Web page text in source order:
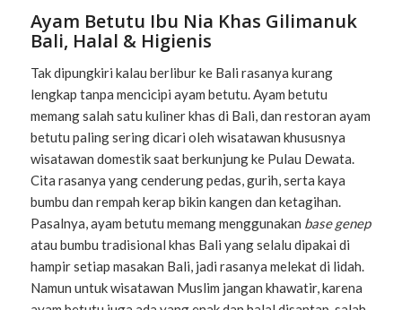
Ayam Betutu Ibu Nia Khas Gilimanuk
Bali, Halal & Higienis
Tak dipungkiri kalau berlibur ke Bali rasanya kurang
lengkap tanpa mencicipi ayam betutu. Ayam betutu
memang salah satu kuliner khas di Bali, dan restoran ayam
betutu paling sering dicari oleh wisatawan khususnya
wisatawan domestik saat berkunjung ke Pulau Dewata.
Cita rasanya yang cenderung pedas, gurih, serta kaya
bumbu dan rempah kerap bikin kangen dan ketagihan.
Pasalnya, ayam betutu memang menggunakan base genep
atau bumbu tradisional khas Bali yang selalu dipakai di
hampir setiap masakan Bali, jadi rasanya melekat di lidah.
Namun untuk wisatawan Muslim jangan khawatir, karena